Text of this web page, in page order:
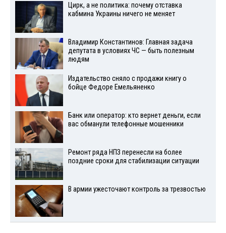
Цирк, а не политика: почему отставка
кабмина Украины ничего не меняет
Владимир Константинов: Главная задача
депутата в условиях ЧС — быть полезным
людям
Издательство сняло с продажи книгу о
бойце Федоре Емельяненко
Банк или оператор: кто вернет деньги, если
вас обманули телефонные мошенники
Ремонт ряда НПЗ перенесли на более
поздние сроки для стабилизации ситуации
В армии ужесточают контроль за трезвостью